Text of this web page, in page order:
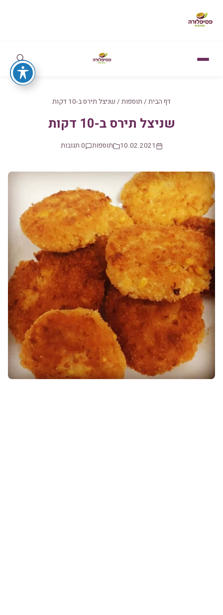
דף הבית / תוספות / שניצל תירס ב-10 דקות
שניצל תירס ב-10 דקות
10.02.2021 תוספות 0 תגובות